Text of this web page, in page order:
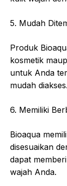
5. Mudah
Produk
kosmetik
untuk Anda
mudah diakses.
6. Memiliki
Bioaqua
disesuaikan
dapat
wajah Anda.